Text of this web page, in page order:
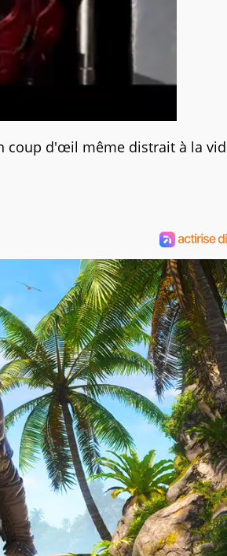
coup d'œil même distrait à la